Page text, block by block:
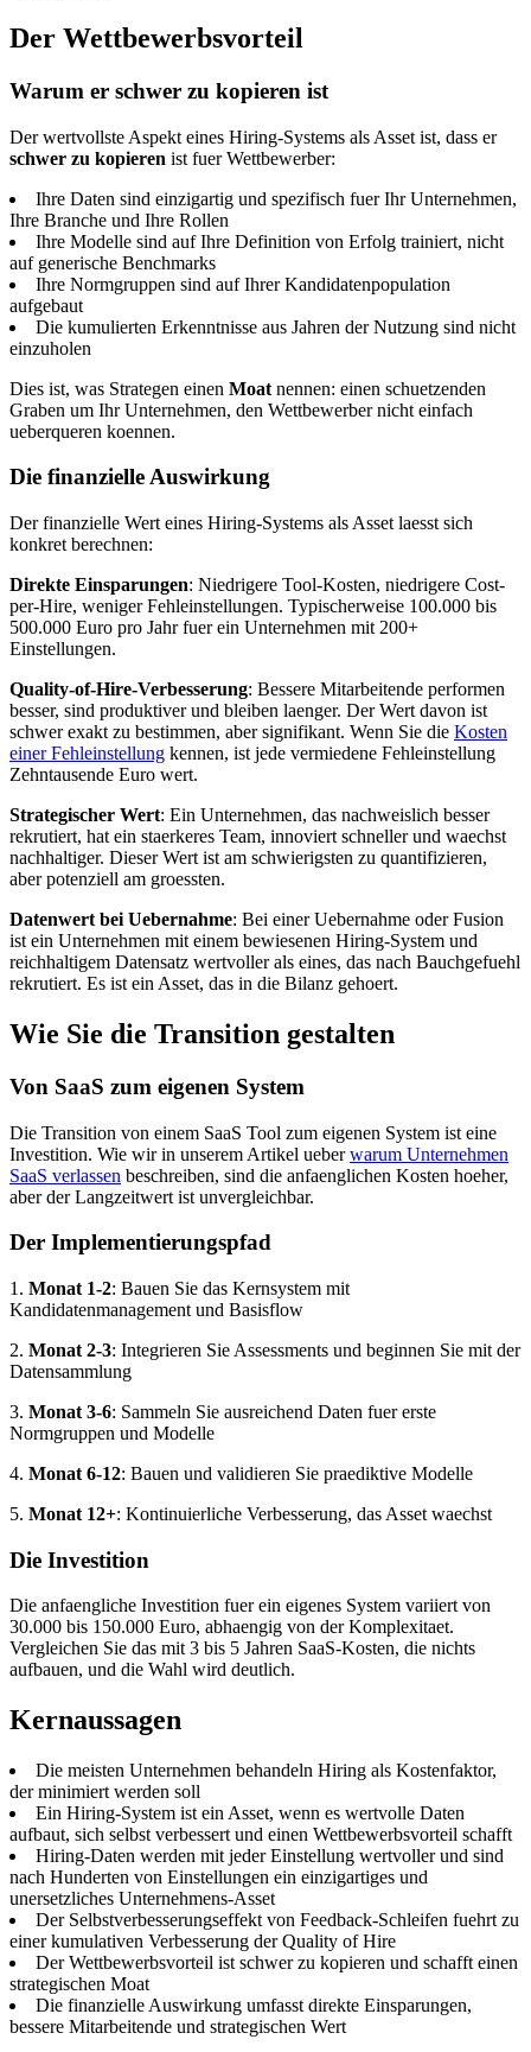
Der Wettbewerbsvorteil
Warum er schwer zu kopieren ist
Der wertvollste Aspekt eines Hiring-Systems als Asset ist, dass er
schwer zu kopieren ist fuer Wettbewerber:
Ihre Daten sind einzigartig und spezifisch fuer Ihr Unternehmen,
Ihre Branche und Ihre Rollen
Ihre Modelle sind auf Ihre Definition von Erfolg trainiert, nicht
auf generische Benchmarks
Ihre Normgruppen sind auf Ihrer Kandidatenpopulation
aufgebaut
Die kumulierten Erkenntnisse aus Jahren der Nutzung sind nicht
einzuholen
Dies ist, was Strategen einen Moat nennen: einen schuetzenden
Graben um Ihr Unternehmen, den Wettbewerber nicht einfach
ueberqueren koennen.
Die finanzielle Auswirkung
Der finanzielle Wert eines Hiring-Systems als Asset laesst sich
konkret berechnen:
Direkte Einsparungen: Niedrigere Tool-Kosten, niedrigere Cost-
per-Hire, weniger Fehleinstellungen. Typischerweise 100.000 bis
500.000 Euro pro Jahr fuer ein Unternehmen mit 200+
Einstellungen.
Quality-of-Hire-Verbesserung: Bessere Mitarbeitende performen
besser, sind produktiver und bleiben laenger. Der Wert davon ist
schwer exakt zu bestimmen, aber signifikant. Wenn Sie die Kosten
einer Fehleinstellung kennen, ist jede vermiedene Fehleinstellung
Zehntausende Euro wert.
Strategischer Wert: Ein Unternehmen, das nachweislich besser
rekrutiert, hat ein staerkeres Team, innoviert schneller und waechst
nachhaltiger. Dieser Wert ist am schwierigsten zu quantifizieren,
aber potenziell am groessten.
Datenwert bei Uebernahme: Bei einer Uebernahme oder Fusion
ist ein Unternehmen mit einem bewiesenen Hiring-System und
reichhaltigem Datensatz wertvoller als eines, das nach Bauchgefuehl
rekrutiert. Es ist ein Asset, das in die Bilanz gehoert.
Wie Sie die Transition gestalten
Von SaaS zum eigenen System
Die Transition von einem SaaS Tool zum eigenen System ist eine
Investition. Wie wir in unserem Artikel ueberwarum Unternehmen
SaaS verlassen beschreiben, sind die anfaenglichen Kosten hoeher,
aber der Langzeitwert ist unvergleichbar.
Der Implementierungspfad
1. Monat 1-2: Bauen Sie das Kernsystem mit
Kandidatenmanagement und Basisflow
2. Monat 2-3: Integrieren Sie Assessments und beginnen Sie mit der
Datensammlung
3. Monat 3-6: Sammeln Sie ausreichend Daten fuer erste
Normgruppen und Modelle
4. Monat 6-12: Bauen und validieren Sie praediktive Modelle
5. Monat 12+: Kontinuierliche Verbesserung, das Asset waechst
Die Investition
Die anfaengliche Investition fuer ein eigenes System variiert von
30.000 bis 150.000 Euro, abhaengig von der Komplexitaet.
Vergleichen Sie das mit 3 bis 5 Jahren SaaS-Kosten, die nichts
aufbauen, und die Wahl wird deutlich.
Kernaussagen
Die meisten Unternehmen behandeln Hiring als Kostenfaktor,
der minimiert werden soll
Ein Hiring-System ist ein Asset, wenn es wertvolle Daten
aufbaut, sich selbst verbessert und einen Wettbewerbsvorteil schafft
Hiring-Daten werden mit jeder Einstellung wertvoller und sind
nach Hunderten von Einstellungen ein einzigartiges und
unersetzliches Unternehmens-Asset
Der Selbstverbesserungseffekt von Feedback-Schleifen fuehrt zu
einer kumulativen Verbesserung der Quality of Hire
Der Wettbewerbsvorteil ist schwer zu kopieren und schafft einen
strategischen Moat
Die finanzielle Auswirkung umfasst direkte Einsparungen,
bessere Mitarbeitende und strategischen Wert